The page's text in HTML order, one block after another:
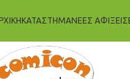
ΚΑΤΆΣΤΗΜΑΝΈΕΣ ΑΦΊΞΕΙΣ